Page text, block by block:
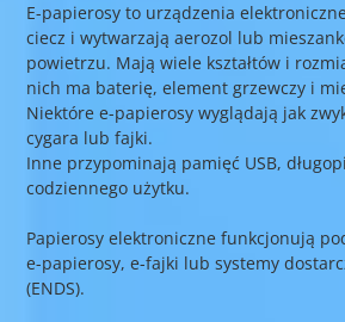
E-papierosy to urządzenia
ciecz i wytwarzają aerozol lub
powietrzu. Mają wiele kształtów i
nich ma baterię, element grzewczy i
Niektóre e-papierosy wyglądają jak
cygara lub fajki.
Inne przypominają pamięć USB,
codziennego użytku.
Papierosy elektroniczne funkcjonują
e-papierosy, e-fajki lub systemy
(ENDS).